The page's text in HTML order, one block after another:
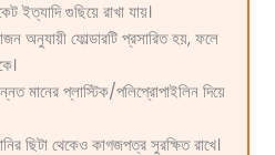
ইত্যাদি গুছিয়ে রাখা যায়।
অনুযায়ী ফোল্ডারটি প্রসারিত হয়, ফলে
মানের প্লাস্টিক/পলিপ্রোপাইলিন দিয়ে
ছিটা থেকেও কাগজপত্র সুরক্ষিত রাখে।